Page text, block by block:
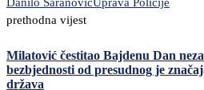
prethodna vijest
Milatović čestitao Bajdenu Dan
bezbjednosti od presudnog je
država